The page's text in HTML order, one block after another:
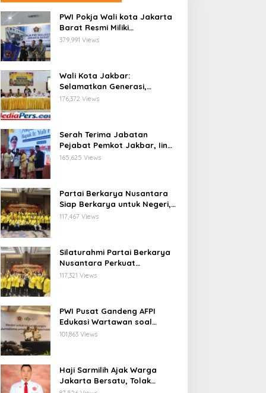
PWI Pokja Wali kota Jakarta
Barat Resmi Miliki
Kepengurusan dan
Sarat Makna
379,991 Views
Wali Kota Jakbar:
Selamatkan Generasi,
Hentikan Bullying dan
176,372 Views
Serah Terima Jabatan
Pejabat Pemkot Jakbar, Iin
Mutmainnah: Mutasi Adalah
165,625 Views
Partai Berkarya Nusantara
Siap Berkarya untuk Negeri,
Kawal Program Prabowo dan
117,467 Views
Silaturahmi Partai Berkarya
Nusantara Perkuat
Konsolidasi Organisasi dan
117,321 Views
PWI Pusat Gandeng AFPI
Edukasi Wartawan soal
Pindar dan Perlindungan
101,863 Views
Haji Sarmilih Ajak Warga
Jakarta Bersatu, Tolak